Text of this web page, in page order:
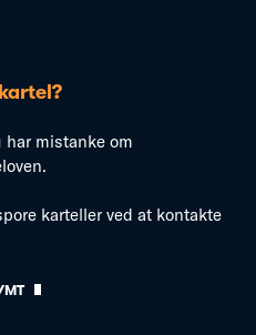
har mistanke om
karteller ved at kontakte